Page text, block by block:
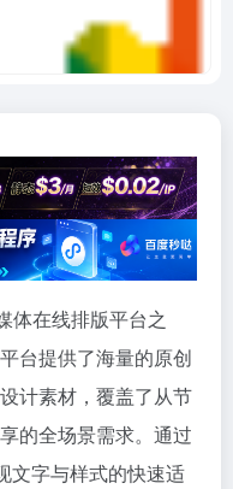
体在线排版平台之
台提供了海量的原创
计素材，覆盖了从节
的全场景需求。通过
文字与样式的快速适